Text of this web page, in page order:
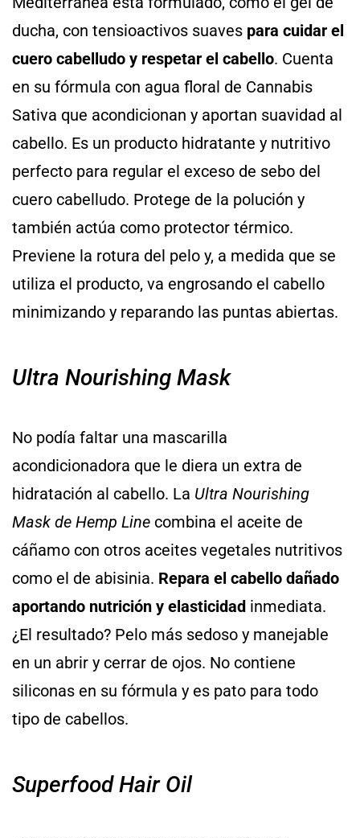
ducha, con tensioactivos suaves para cuidar el
cuero cabelludo y respetar el cabello. Cuenta
en su fórmula con agua floral de Cannabis
Sativa que acondicionan y aportan suavidad al
cabello. Es un producto hidratante y nutritivo
perfecto para regular el exceso de sebo del
cuero cabelludo. Protege de la polución y
también actúa como protector térmico.
Previene la rotura del pelo y, a medida que se
utiliza el producto, va engrosando el cabello
minimizando y reparando las puntas abiertas.
Ultra Nourishing Mask
No podía faltar una mascarilla
acondicionadora que le diera un extra de
hidratación al cabello. La Ultra Nourishing
Mask de Hemp Line combina el aceite de
cáñamo con otros aceites vegetales nutritivos
como el de abisinia. Repara el cabello dañado
aportando nutrición y elasticidad inmediata.
¿El resultado? Pelo más sedoso y manejable
en un abrir y cerrar de ojos. No contiene
siliconas en su fórmula y es pato para todo
tipo de cabellos.
Superfood Hair Oil